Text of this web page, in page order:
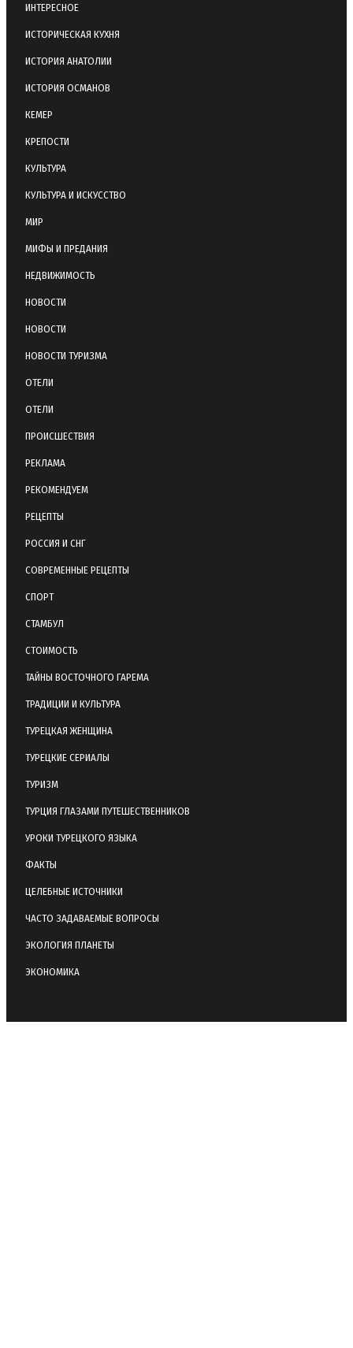
ИНТЕРЕСНОЕ
ИСТОРИЧЕСКАЯ КУХНЯ
ИСТОРИЯ АНАТОЛИИ
ИСТОРИЯ ОСМАНОВ
КЕМЕР
КРЕПОСТИ
КУЛЬТУРА
КУЛЬТУРА И ИСКУССТВО
МИР
МИФЫ И ПРЕДАНИЯ
НЕДВИЖИМОСТЬ
НОВОСТИ
НОВОСТИ
НОВОСТИ ТУРИЗМА
ОТЕЛИ
ОТЕЛИ
ПРОИСШЕСТВИЯ
РЕКЛАМА
РЕКОМЕНДУЕМ
РЕЦЕПТЫ
РОССИЯ И СНГ
СОВРЕМЕННЫЕ РЕЦЕПТЫ
СПОРТ
СТАМБУЛ
СТОИМОСТЬ
ТАЙНЫ ВОСТОЧНОГО ГАРЕМА
ТРАДИЦИИ И КУЛЬТУРА
ТУРЕЦКАЯ ЖЕНЩИНА
ТУРЕЦКИЕ СЕРИАЛЫ
ТУРИЗМ
ТУРЦИЯ ГЛАЗАМИ ПУТЕШЕСТВЕННИКОВ
УРОКИ ТУРЕЦКОГО ЯЗЫКА
ФАКТЫ
ЦЕЛЕБНЫЕ ИСТОЧНИКИ
ЧАСТО ЗАДАВАЕМЫЕ ВОПРОСЫ
ЭКОЛОГИЯ ПЛАНЕТЫ
ЭКОНОМИКА